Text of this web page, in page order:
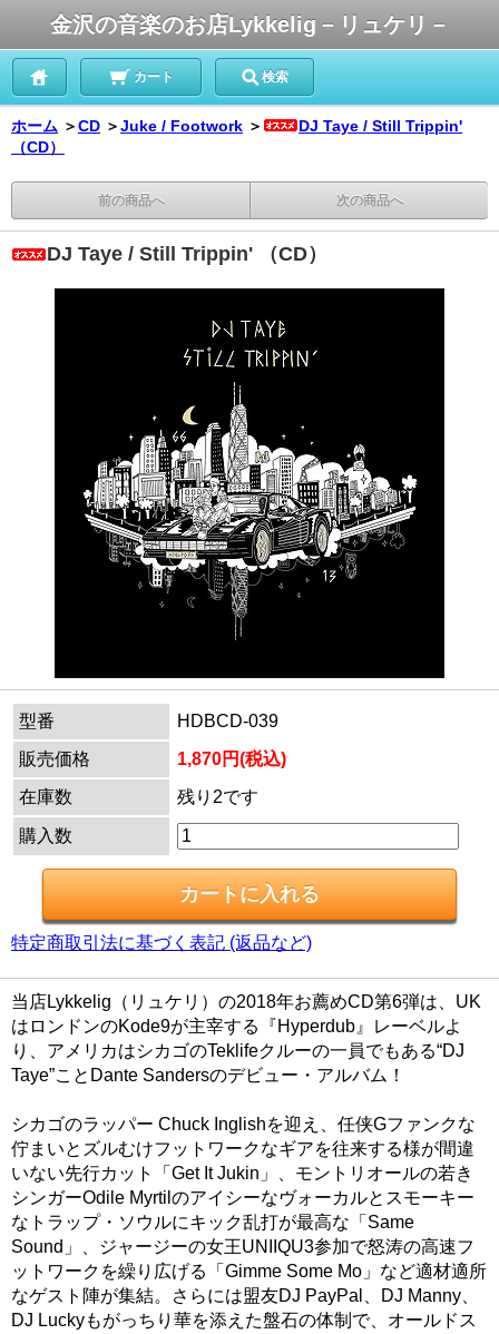
金沢の音楽のお店Lykkelig－リュケリ－
カート 検索
ホーム ＞CD ＞Juke / Footwork ＞
DJ Taye / Still Trippin'
（CD）
前の商品へ 次の商品へ
DJ Taye / Still Trippin' （CD）
型番
HDBCD-039
販売価格
1,870円(税込)
在庫数
残り2です
購入数
特定商取引法に基づく表記 (返品など)
当店Lykkelig（リュケリ）の2018年お薦めCD第6弾は、UK
はロンドンのKode9が主宰する『Hyperdub』レーベルよ
り、アメリカはシカゴのTeklifeクルーの一員でもある“DJ
Taye”ことDante Sandersのデビュー・アルバム！
シカゴのラッパー Chuck Inglishを迎え、任侠Gファンクな
佇まいとズルむけフットワークなギアを往来する様が間違
いない先行カット「Get It Jukin」、モントリオールの若き
シンガーOdile Myrtilのアイシーなヴォーカルとスモーキー
なトラップ・ソウルにキック乱打が最高な「Same
Sound」、ジャージーの女王UNIIQU3参加で怒涛の高速フ
ットワークを繰り広げる「Gimme Some Mo」など適材適所
なゲスト陣が集結。さらには盟友DJ PayPal、DJ Manny、
DJ Luckyもがっちり華を添えた盤石の体制で、オールドス